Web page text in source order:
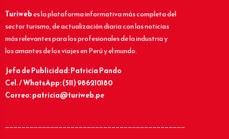
Turiwebes la plataforma informativa más completa del
sector turismo, de actualización diaria con las noticias
más relevantes para los profesionales de la industria y
los amantes de los viajes en Perú y el mundo.
Jefa de Publicidad: Patricia Pando
Cel. / WhatsApp: (511) 986210180
Correo: patricia@turiweb.pe
____________________________________________